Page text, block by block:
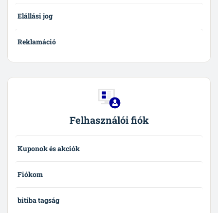
Elállási jog
Reklamáció
Felhasználói fiók
Kuponok és akciók
Fiókom
bitiba tagság